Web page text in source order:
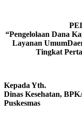
“Pengelolaan Dana
Layanan
Tingkat
Kepada Yth.
Dinas Kesehatan,
Puskesmas